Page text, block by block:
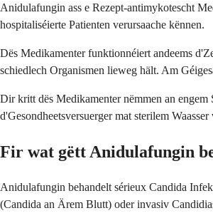
Anidulafungin ass e Rezept-antimykotescht
hospitaliséierte Patienten verursaache kënnen.
Dës Medikamenter funktionnéiert andeems
schiedlech Organismen lieweg hält. Am
Dir kritt dës Medikamenter nëmmen an
d'Gesondheetsversuerger mat sterilem
Fir wat gëtt Anidulafungin
Anidulafungin behandelt sérieux Candida
(Candida an Ärem Blutt) oder invasiv